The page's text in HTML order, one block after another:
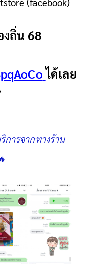
ถิ่น 68
ได้เลย
การจากทางร้าน